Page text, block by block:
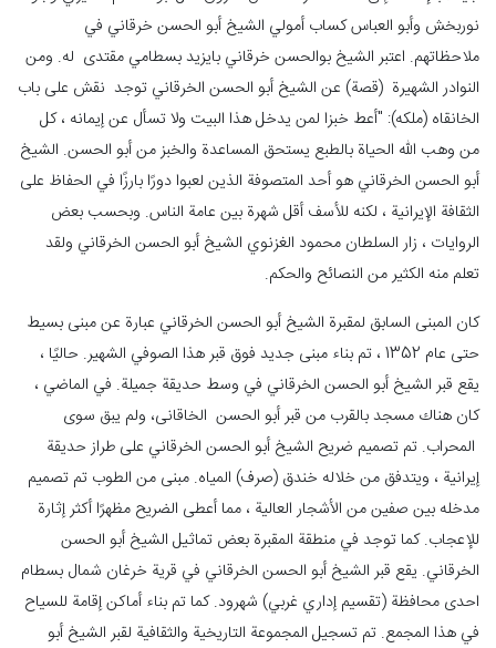
نوربخش وأبو العباس كساب أمولي الشيخ أبو الحسن خرقاني في
ملاحظاتهم. اعتبر الشيخ بوالحسن خرقاني بايزيد بسطامي مقتدى له. ومن
النوادر الشهيرة (قصة) عن الشيخ أبو الحسن الخرقاني توجد نقش على باب
الخانقاه (ملکه): "أعط خبزا لمن يدخل هذا البيت ولا تسأل عن إيمانه ، كل
من وهب الله الحياة بالطبع يستحق المساعدة والخبز من أبو الحسن. الشيخ
أبو الحسن الخرقاني هو أحد المتصوفة الذين لعبوا دورًا بارزًا في الحفاظ على
الثقافة الإيرانية ، لكنه للأسف أقل شهرة بين عامة الناس. وبحسب بعض
الروايات ، زار السلطان محمود الغزنوي الشيخ أبو الحسن الخرقاني ولقد
تعلم منه الكثير من النصائح والحکم.
كان المبنى السابق لمقبرة الشيخ أبو الحسن الخرقاني عبارة عن مبنى بسيط
حتى عام 1352 ، تم بناء مبنى جديد فوق قبر هذا الصوفي الشهير. حاليًا ،
يقع قبر الشيخ أبو الحسن الخرقاني في وسط حديقة جميلة. في الماضي ،
كان هناك مسجد بالقرب من قبر أبو الحسن الخاقانی، ولم يبق سوى
المحراب. تم تصميم ضريح الشيخ أبو الحسن الخرقاني على طراز حديقة
إيرانية ، ويتدفق من خلاله خندق (صرف) المیاه. مبنى من الطوب تم تصميم
مدخله بين صفين من الأشجار العالية ، مما أعطى الضريح مظهرًا أكثر إثارة
للإعجاب. كما توجد في منطقة المقبرة بعض تماثيل الشيخ أبو الحسن
الخرقاني. يقع قبر الشيخ أبو الحسن الخرقاني في قرية خرغان شمال بسطام
احدى محافظة (تقسيم إداري غربي) شهرود. كما تم بناء أماكن إقامة للسياح
في هذا المجمع. تم تسجيل المجموعة التاريخية والثقافية لقبر الشيخ أبو